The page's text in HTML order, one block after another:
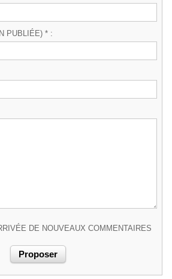
PUBLIÉE) * :
DE NOUVEAUX COMMENTAIRES